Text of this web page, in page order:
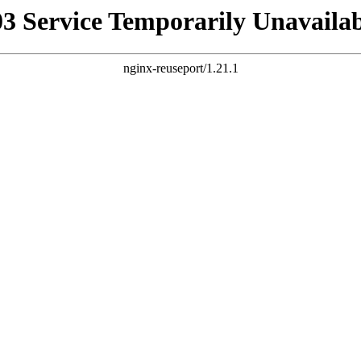
Service Temporarily
nginx-reuseport/1.21.1